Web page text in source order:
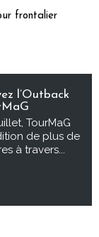
frontalier
l’Outback
TourMaG
de plus de
à travers...